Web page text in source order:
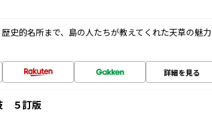
史的名所まで、島の人たちが教えてくれた天草の魅力
詳細を見る
５訂版